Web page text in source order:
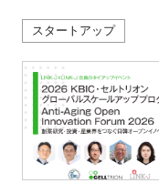
スタートアップ